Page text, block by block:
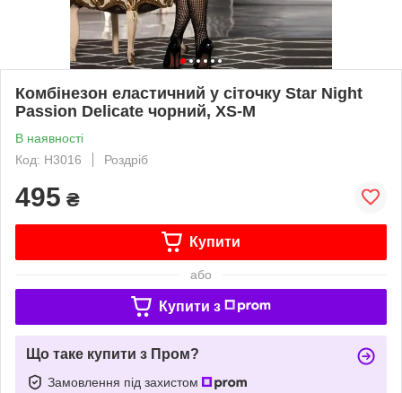
Комбінезон еластичний у сіточку Star Night
Passion Delicate чорний, XS-M
В наявності
Код: H3016
Роздріб
495 ₴
Купити
або
Купити з
Що таке купити з Пром?
Замовлення під захистом